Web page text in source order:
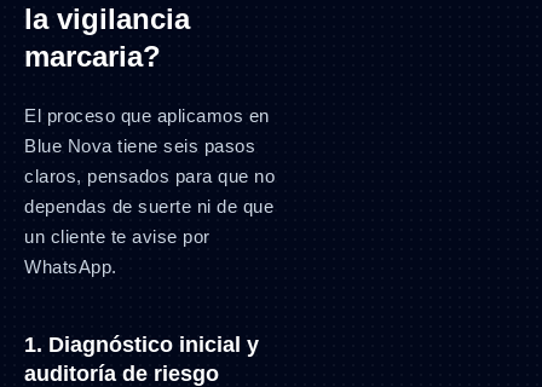
la vigilancia
marcaria?
El proceso que aplicamos en
Blue Nova tiene seis pasos
claros, pensados para que no
dependas de suerte ni de que
un cliente te avise por
WhatsApp.
1. Diagnóstico inicial y
auditoría de riesgo